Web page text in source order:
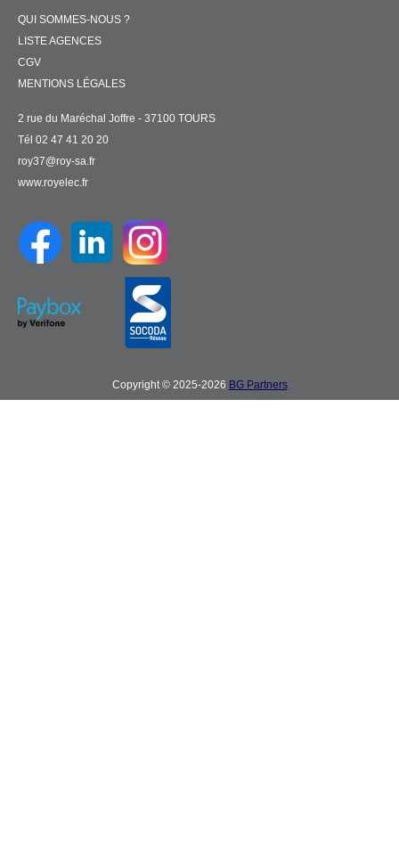
QUI SOMMES-NOUS ?
LISTE AGENCES
CGV
MENTIONS LÉGALES
2 rue du Maréchal Joffre - 37100 TOURS
Tél 02 47 41 20 20
roy37@roy-sa.fr
www.royelec.fr
Copyright © 2025-2026 BG Partners